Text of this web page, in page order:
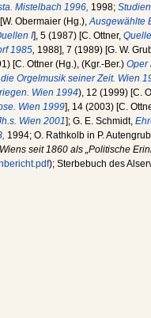
Mistelbach 1996, 1998;
Obermaier (Hg.),Ausgewählte
I], 5 (1987) [C. Ottner,
1985, 1988], 7 (1989) [G. W.
[C. Ottner (Hg.), (Kgr.-Ber.) Oper
die Orgelmusik seiner Zeit. Wien
Wien 1994), 12 (1999) [C.
Wien 1999], 14 (2003) [C.
Wien 2001]; G. E. Schmidt,
1994; O. Rathkolb in P.
seit 1860 als „Politische
); Sterbebuch des